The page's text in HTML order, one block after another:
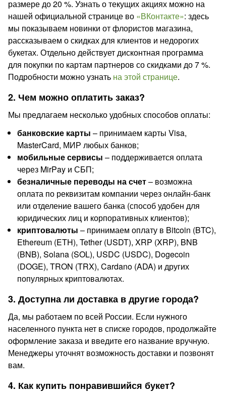
размере до 20 %. Узнать о текущих акциях можно на
нашей официальной странице во «ВКонтакте»: здесь
мы показываем новинки от флористов магазина,
рассказываем о скидках для клиентов и недорогих
букетах. Отдельно действует дисконтная программа
для покупки по картам партнеров со скидками до 7 %.
Подробности можно узнать на этой странице.
2. Чем можно оплатить заказ?
Мы предлагаем несколько удобных способов оплаты:
банковские карты – принимаем карты Visa,
MasterCard, МИР любых банков;
мобильные сервисы – поддерживается оплата
через MirPay и СБП;
безналичные переводы на счет– возможна
оплата по реквизитам компании через онлайн-банк
или отделение вашего банка (способ удобен для
юридических лиц и корпоративных клиентов);
криптовалюты – принимаем оплату в Bitcoin (BTC),
Ethereum (ETH), Tether (USDT), XRP (XRP), BNB
(BNB), Solana (SOL), USDC (USDC), Dogecoin
(DOGE), TRON (TRX), Cardano (ADA) и других
популярных криптовалютах.
3. Доступна ли доставка в другие города?
Да, мы работаем по всей России. Если нужного
населенного пункта нет в списке городов, продолжайте
оформление заказа и введите его название вручную.
Менеджеры уточнят возможность доставки и позвонят
вам.
4. Как купить понравившийся букет?